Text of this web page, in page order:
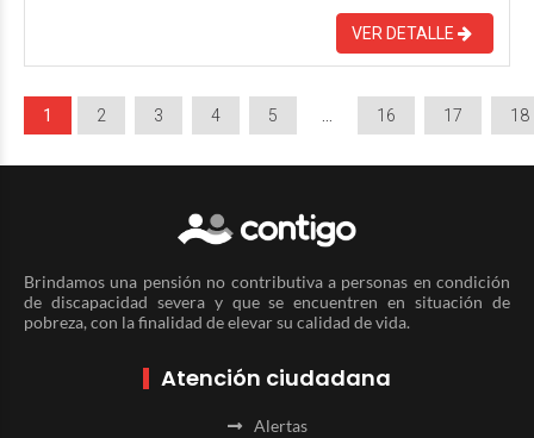
VER DETALLE
1 2 3 4 5 16 17 18
Brindamos una pensión no contributiva a personas en condición
de discapacidad severa y que se encuentren en situación de
pobreza, con la finalidad de elevar su calidad de vida.
Atención ciudadana
Alertas